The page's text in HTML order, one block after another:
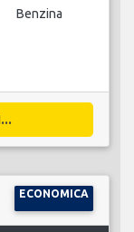
Benzina
ECONOMICA